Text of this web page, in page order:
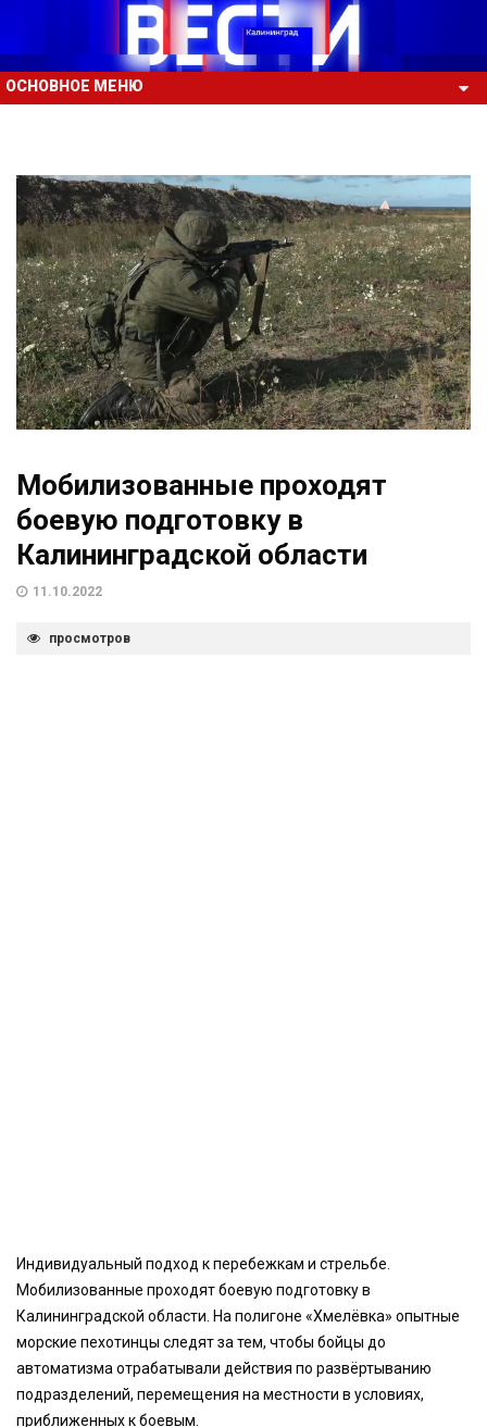
ОСНОВНОЕ МЕНЮ
Мобилизованные проходят
боевую подготовку в
Калининградской области
11.10.2022
просмотров
Индивидуальный подход к перебежкам и стрельбе.
Мобилизованные проходят боевую подготовку в
Калининградской области. На полигоне «Хмелёвка» опытные
морские пехотинцы следят за тем, чтобы бойцы до
автоматизма отрабатывали действия по развёртыванию
подразделений, перемещения на местности в условиях,
приближенных к боевым.